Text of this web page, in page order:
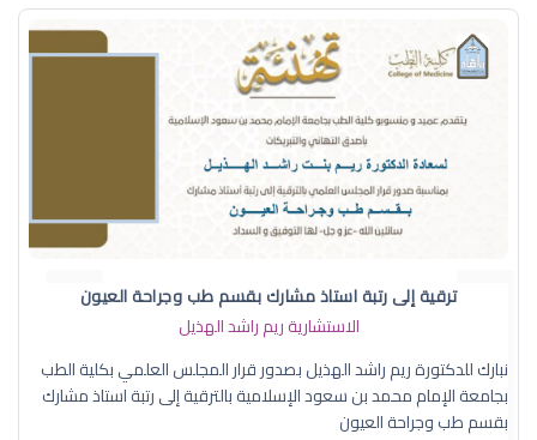
ترقية إلى رتبة استاذ مشارك بقسم طب وجراحة العيون
الاستشارية ريم راشد الهذيل
نبارك للدكتورة ريم راشد الهذيل بصدور قرار المجلس العلمي بكلية الطب
بجامعة الإمام محمد بن سعود الإسلامية بالترقية إلى رتبة استاذ مشارك
بقسم طب وجراحة العيون